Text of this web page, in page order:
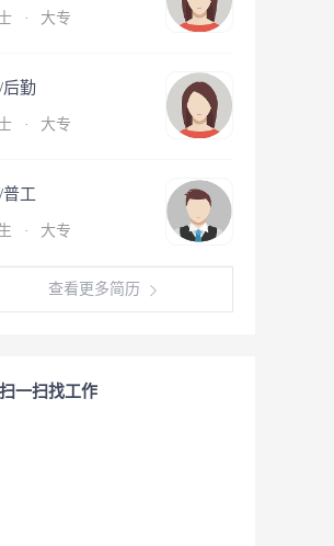
· 大专
后勤
· 大专
工
· 大专
查看更多简历
一扫找工作